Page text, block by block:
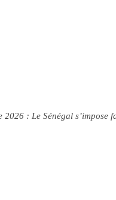
2026 : Le Sénégal s’impose